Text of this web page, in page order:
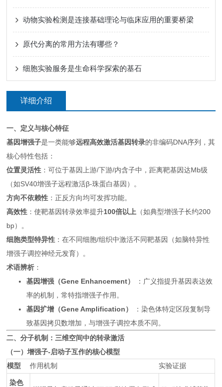
动物实验检测是连接基础理论与临床应用的重要桥梁
原代分离的常用方法有哪些？
细胞实验服务是生命科学探索的基石
详细介绍
一、定义与核心特征
基因增强子是一类能够远程高效激活基因转录的非编码DNA序列，其
核心特性包括：
位置灵活性 ：可位于基因上游/下游/内含子中，距离靶基因达Mb级
（如SV40增强子远程激活β-珠蛋白基因）。
方向不依赖性 ：正反方向均可发挥功能。
高效性 ：使靶基因转录效率提升100倍以上 （如典型增强子长约200
bp）。
细胞类型特异性 ：在不同细胞/组织中激活不同靶基因（如脑特异性
增强子调控神经元发育）。
术语辨析 ：
基因增强 （Gene Enhancement）
：广义指提升基因表达效
率的机制，常特指增强子作用。
基因扩增（Gene Amplification）
：染色体特定区段复制导
致基因拷贝数增加，与增强子调控本质不同。
二、分子机制：三维空间中的转录激活
（一）增强子-启动子互作的核心模型
模型 作用机制 实验证据
染色